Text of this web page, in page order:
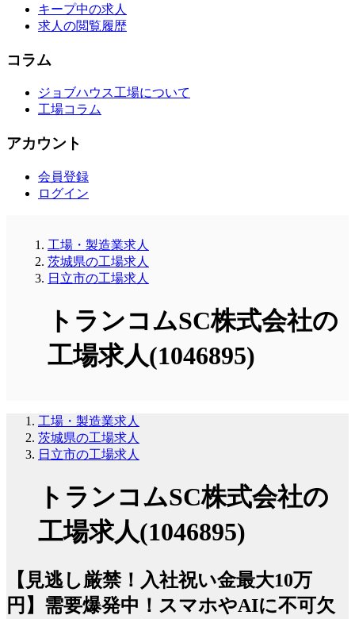
キープ中の求人
求人の閲覧履歴
コラム
ジョブハウス工場について
工場コラム
アカウント
会員登録
ログイン
工場・製造業求人
茨城県の工場求人
日立市の工場求人
トランコムSC株式会社の
工場求人(1046895)
工場・製造業求人
茨城県の工場求人
日立市の工場求人
トランコムSC株式会社の
工場求人(1046895)
【見逃し厳禁！入社祝い金最大10万
円】需要爆発中！スマホやAIに不可欠